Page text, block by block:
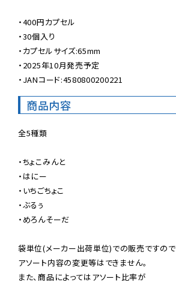
・400円カプセル
・30個入り
・カプセルサイズ:65mm
・2025年10月発売予定
・JANコード:4580800200221
商品内容
全5種類
・ちょこみんと
・はにー
・いちごちょこ
・ぶるぅ
・めろんそーだ
袋単位(メーカー出荷単位)での販売ですので
アソート内容の変更等はできません。
また、商品によってはアソート比率が